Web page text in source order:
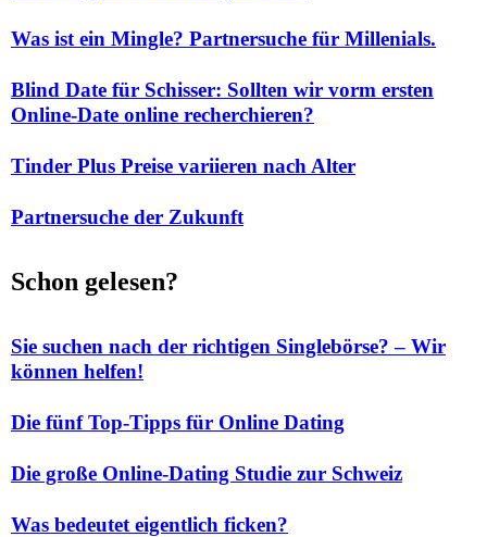
Was ist ein Mingle? Partnersuche für Millenials.
Blind Date für Schisser: Sollten wir vorm ersten
Online-Date online recherchieren?
Tinder Plus Preise variieren nach Alter
Partnersuche der Zukunft
Schon gelesen?
Sie suchen nach der richtigen Singlebörse? – Wir
können helfen!
Die fünf Top-Tipps für Online Dating
Die große Online-Dating Studie zur Schweiz
Was bedeutet eigentlich ficken?